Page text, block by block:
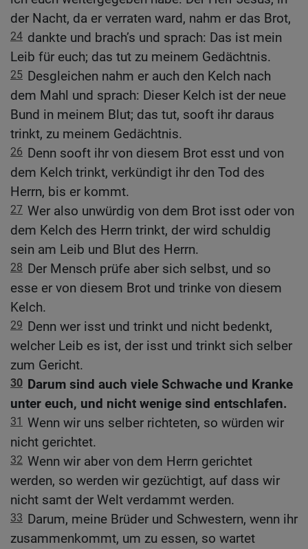
der Nacht, da er verraten ward, nahm er das Brot,
24 dankte und brach’s und sprach: Das ist mein
Leib für euch; das tut zu meinem Gedächtnis.
25 Desgleichen nahm er auch den Kelch nach
dem Mahl und sprach: Dieser Kelch ist der neue
Bund in meinem Blut; das tut, sooft ihr daraus
trinkt, zu meinem Gedächtnis.
26 Denn sooft ihr von diesem Brot esst und von
dem Kelch trinkt, verkündigt ihr den Tod des
Herrn, bis er kommt.
27 Wer also unwürdig von dem Brot isst oder von
dem Kelch des Herrn trinkt, der wird schuldig
sein am Leib und Blut des Herrn.
28 Der Mensch prüfe aber sich selbst, und so
esse er von diesem Brot und trinke von diesem
Kelch.
29 Denn wer isst und trinkt und nicht bedenkt,
welcher Leib es ist, der isst und trinkt sich selber
zum Gericht.
30 Darum sind auch viele Schwache und Kranke
unter euch, und nicht wenige sind entschlafen.
31 Wenn wir uns selber richteten, so würden wir
nicht gerichtet.
32 Wenn wir aber von dem Herrn gerichtet
werden, so werden wir gezüchtigt, auf dass wir
nicht samt der Welt verdammt werden.
33 Darum, meine Brüder und Schwestern, wenn ihr
zusammenkommt, um zu essen, so wartet